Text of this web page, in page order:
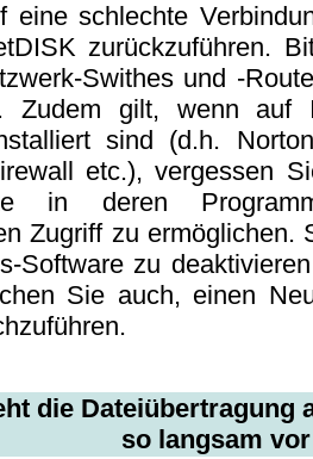
eine schlechte
zurückzuführen.
Swithes und -
Zudem gilt, wenn auf
sind (d.h.
etc.), vergessen
in deren
Zugriff zu ermöglichen.
Software zu
Sie auch, einen
die Dateiübertragung
so langsam